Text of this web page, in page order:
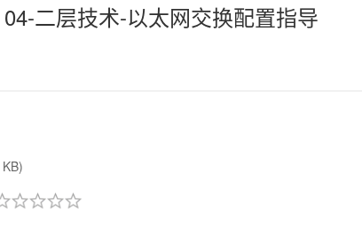
04-二层技术-以太网交换配置指导